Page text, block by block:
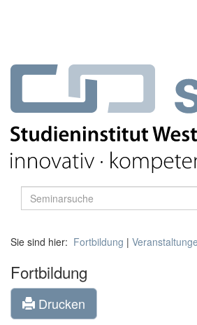
Sie sind hier: Fortbildung |
Fortbildung
Drucken